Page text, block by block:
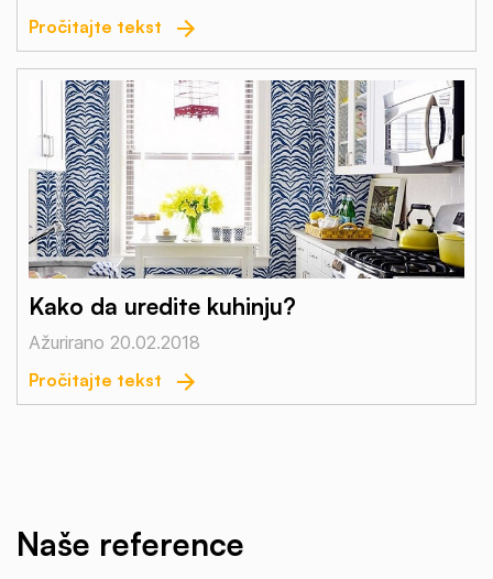
Pročitajte tekst
Kako da uredite kuhinju?
Ažurirano 20.02.2018
Pročitajte tekst
Naše reference